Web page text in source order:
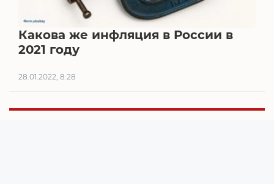
Какова же инфляция в России в
2021 году
28.01.2022, 8:28